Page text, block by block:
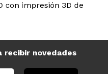
con impresión 3D de
recibir novedades